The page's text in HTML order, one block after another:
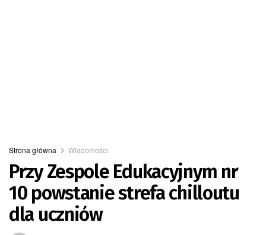
Strona główna Wiadomości
Przy Zespole Edukacyjnym nr
10 powstanie strefa chilloutu
dla uczniów